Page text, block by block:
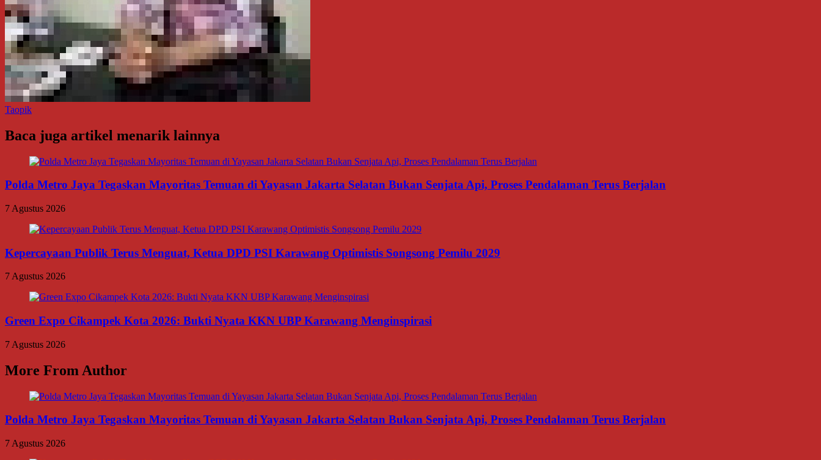
Taopik
Baca juga artikel menarik lainnya
Polda Metro Jaya Tegaskan Mayoritas Temuan di Yayasan Jakarta Selatan Bukan Senjata Api, Proses Pendalaman Terus Berjalan
7 Agustus 2026
Kepercayaan Publik Terus Menguat, Ketua DPD PSI Karawang Optimistis Songsong Pemilu 2029
7 Agustus 2026
Green Expo Cikampek Kota 2026: Bukti Nyata KKN UBP Karawang Menginspirasi
7 Agustus 2026
More From Author
Polda Metro Jaya Tegaskan Mayoritas Temuan di Yayasan Jakarta Selatan Bukan Senjata Api, Proses Pendalaman Terus Berjalan
7 Agustus 2026